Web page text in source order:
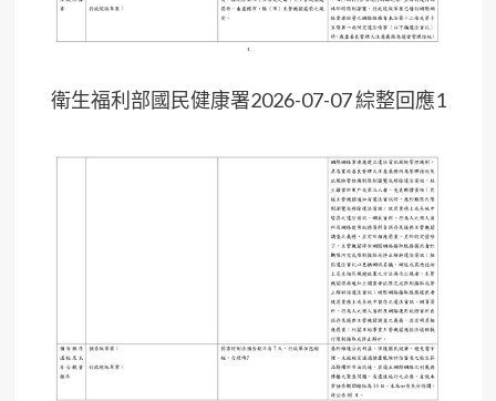
衛生福利部國民健康署2026-07-07 綜整回應1